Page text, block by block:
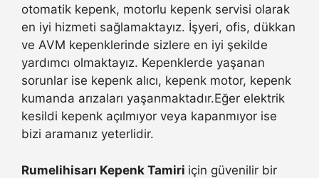
otomatik kepenk, motorlu kepenk servisi olarak
en iyi hizmeti sağlamaktayız. İşyeri, ofis, dükkan
ve AVM kepenklerinde sizlere en iyi şekilde
yardımcı olmaktayız. Kepenklerde yaşanan
sorunlar ise kepenk alıcı, kepenk motor, kepenk
kumanda arızaları yaşanmaktadır.Eğer elektrik
kesildi kepenk açılmıyor veya kapanmıyor ise
bizi aramanız yeterlidir.
Rumelihisarı Kepenk Tamiri için güvenilir bir